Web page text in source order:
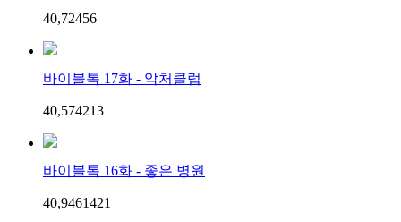
40,72456
바이블톡 17화 - 악처클럽
40,574213
바이블톡 16화 - 좋은 병원
40,9461421